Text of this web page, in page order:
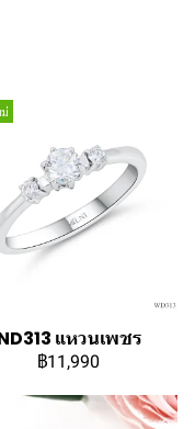
แหวนเพชร
฿11,990